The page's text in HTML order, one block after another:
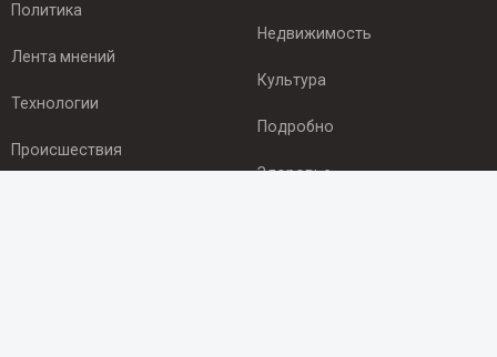
Политика
Лента мнений
Технологии
Происшествия
Недвижимость
Культура
Подробно
Здоровье